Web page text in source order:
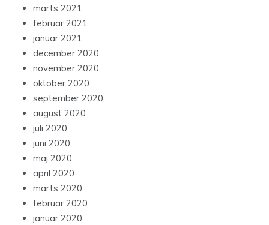
marts 2021
februar 2021
januar 2021
december 2020
november 2020
oktober 2020
september 2020
august 2020
juli 2020
juni 2020
maj 2020
april 2020
marts 2020
februar 2020
januar 2020